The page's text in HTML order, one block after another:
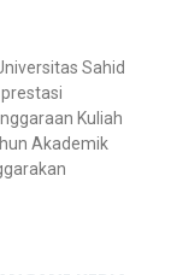
Sahid
Kuliah
Akademik